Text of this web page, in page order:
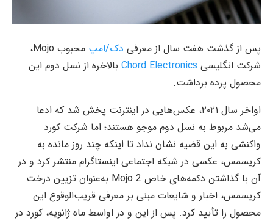
پس از گذشت هفت سال از معرفی دک/امپ
محبوب Mojo،
شرکت انگلیسی Chord Electronics بالاخره از نسل دوم این
محصول پرده برداشت.
اواخر سال ۲۰۲۱، عکس‌هایی در اینترنت پخش شد که ادعا
می‌شد مربوط به نسل دوم موجو هستند؛ اما شرکت کورد
واکنشی به این قضیه نشان نداد تا اینکه چند روز مانده به
کریسمس، عکسی در شبکه اجتماعی اینستاگرام منتشر کرد و در
آن با گذاشتن دکمه‌های خاص Mojo 2 به‌عنوان تزیین درخت
کریسمس، اخبار و شایعات مبنی بر معرفی قریب‌الوقوع این
محصول را تأیید کرد. پس از این و در اواسط ماه ژانویه، کورد در